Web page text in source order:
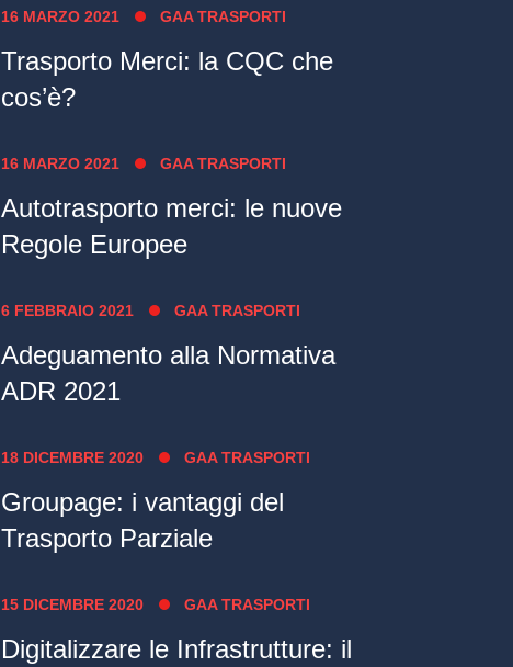
16 MARZO 2021 GAA TRASPORTI
Trasporto Merci: la CQC che
cos’è?
16 MARZO 2021 GAA TRASPORTI
Autotrasporto merci: le nuove
Regole Europee
6 FEBBRAIO 2021 GAA TRASPORTI
Adeguamento alla Normativa
ADR 2021
18 DICEMBRE 2020 GAA TRASPORTI
Groupage: i vantaggi del
Trasporto Parziale
15 DICEMBRE 2020 GAA TRASPORTI
Digitalizzare le Infrastrutture: il